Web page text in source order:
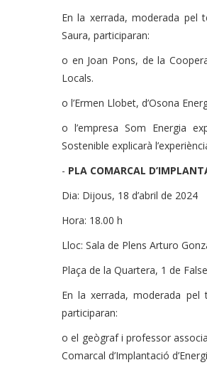
En la xerrada, moderada pel
Saura, participaran:
o en Joan Pons, de la
Locals.
o l’Ermen Llobet, d’Osona
o l’empresa Som Energia
Sostenible explicarà
- PLA COMARCAL
Dia: Dijous, 18 d’abril de 2024
Hora: 18.00 h
Lloc: Sala de Plens Arturo
Plaça de la Quartera, 1 de
En la xerrada, moderada pel
participaran:
o el geògraf i professor
Comarcal d’Implantació